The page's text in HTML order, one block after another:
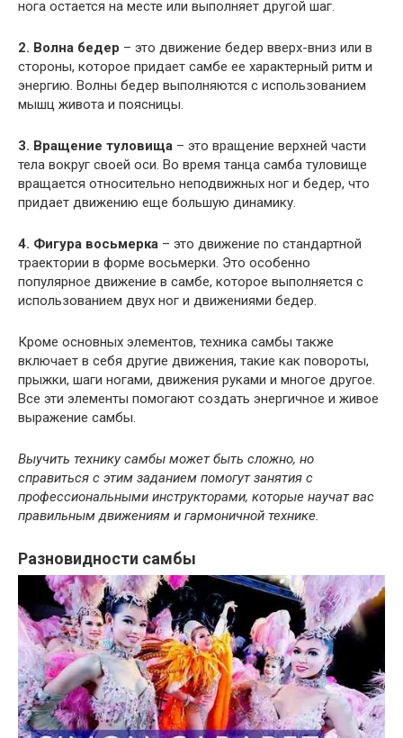
нога остается на месте или выполняет другой шаг.
2. Волна бедер – это движение бедер вверх-вниз или в
стороны, которое придает самбе ее характерный ритм и
энергию. Волны бедер выполняются с использованием
мышц живота и поясницы.
3. Вращение туловища – это вращение верхней части
тела вокруг своей оси. Во время танца самба туловище
вращается относительно неподвижных ног и бедер, что
придает движению еще большую динамику.
4. Фигура восьмерка – это движение по стандартной
траектории в форме восьмерки. Это особенно
популярное движение в самбе, которое выполняется с
использованием двух ног и движениями бедер.
Кроме основных элементов, техника самбы также
включает в себя другие движения, такие как повороты,
прыжки, шаги ногами, движения руками и многое другое.
Все эти элементы помогают создать энергичное и живое
выражение самбы.
Выучить технику самбы может быть сложно, но
справиться с этим заданием помогут занятия с
профессиональными инструкторами, которые научат вас
правильным движениям и гармоничной технике.
Разновидности самбы